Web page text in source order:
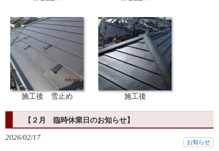
施工後 雪止め 施工後
【２月 臨時休業日のお知らせ】
2026/02/17
お知らせ